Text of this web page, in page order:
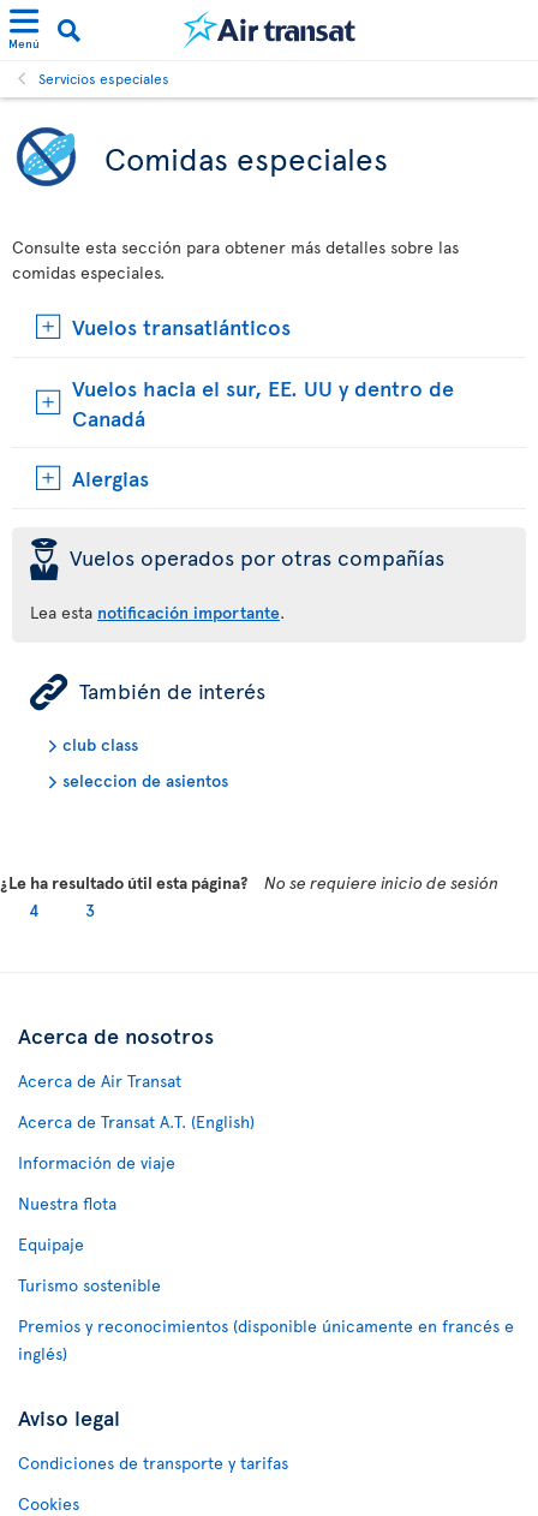
Menú
Servicios especiales
Comidas especiales
Consulte esta sección para obtener más detalles sobre las
comidas especiales.
Vuelos transatlánticos
Vuelos hacia el sur, EE. UU y dentro de
Canadá
Alergias
þ Vuelos operados por otras compañías
Lea esta notificación importante.
ÿ También de interés
club class
seleccion de asientos
¿Le ha resultado útil esta página?
No se requiere inicio de sesión
4
3
Acerca de nosotros
Acerca de Air Transat
Acerca de Transat A.T. (English)
Información de viaje
Nuestra flota
Equipaje
Turismo sostenible
Premios y reconocimientos (disponible únicamente en francés e
inglés)
Aviso legal
Condiciones de transporte y tarifas
Cookies